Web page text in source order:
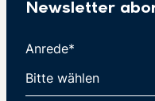
Newsletter
Anrede*